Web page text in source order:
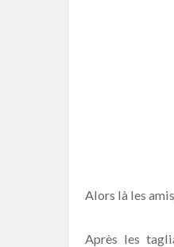
Alors là les
Après les